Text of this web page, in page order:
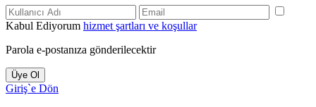
Kabul Ediyorum hizmet şartları ve koşullar
Parola e-postanıza gönderilecektir
Üye Ol
Giriş`e Dön